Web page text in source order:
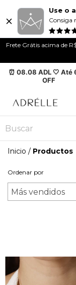
Use o
Consiga
Frete Grátis acima de
⏰ 08.08 ADL 🤍 Até
OFF
Inicio / Productos
Ordenar por